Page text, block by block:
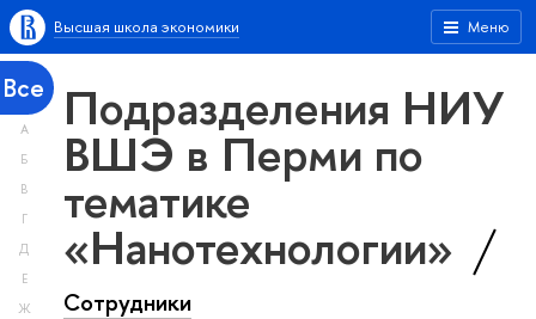
Меню
Высшая школа экономики
Все
А
Б
В
Г
Д
Е
Ж
Подразделения НИУ
ВШЭ в Перми по
тематике
«Нанотехнологии»
Сотрудники